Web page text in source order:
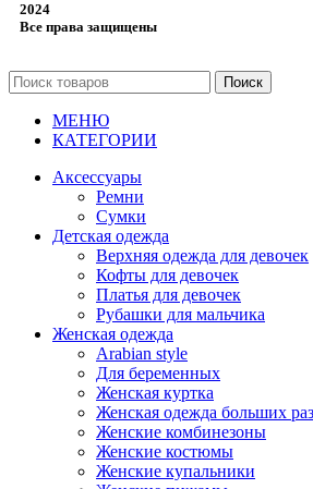
2024
Все права защищены
Поиск
МЕНЮ
КАТЕГОРИИ
Аксессуары
Ремни
Сумки
Детская одежда
Верхняя одежда для девочек
Кофты для девочек
Платья для девочек
Рубашки для мальчика
Женская одежда
Arabian style
Для беременных
Женская куртка
Женская одежда больших
Женские комбинезоны
Женские костюмы
Женские купальники